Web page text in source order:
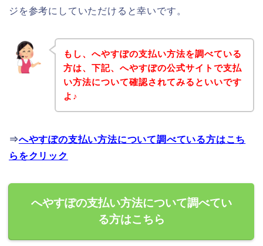
ジを参考にしていただけると幸いです。
もし、へやすぽの支払い方法を調べている
方は、下記、へやすぽの公式サイトで支払
い方法について確認されてみるといいです
よ♪
⇒へやすぽの支払い方法について調べている方はこち
らをクリック
へやすぽの支払い方法について調べてい
る方はこちら